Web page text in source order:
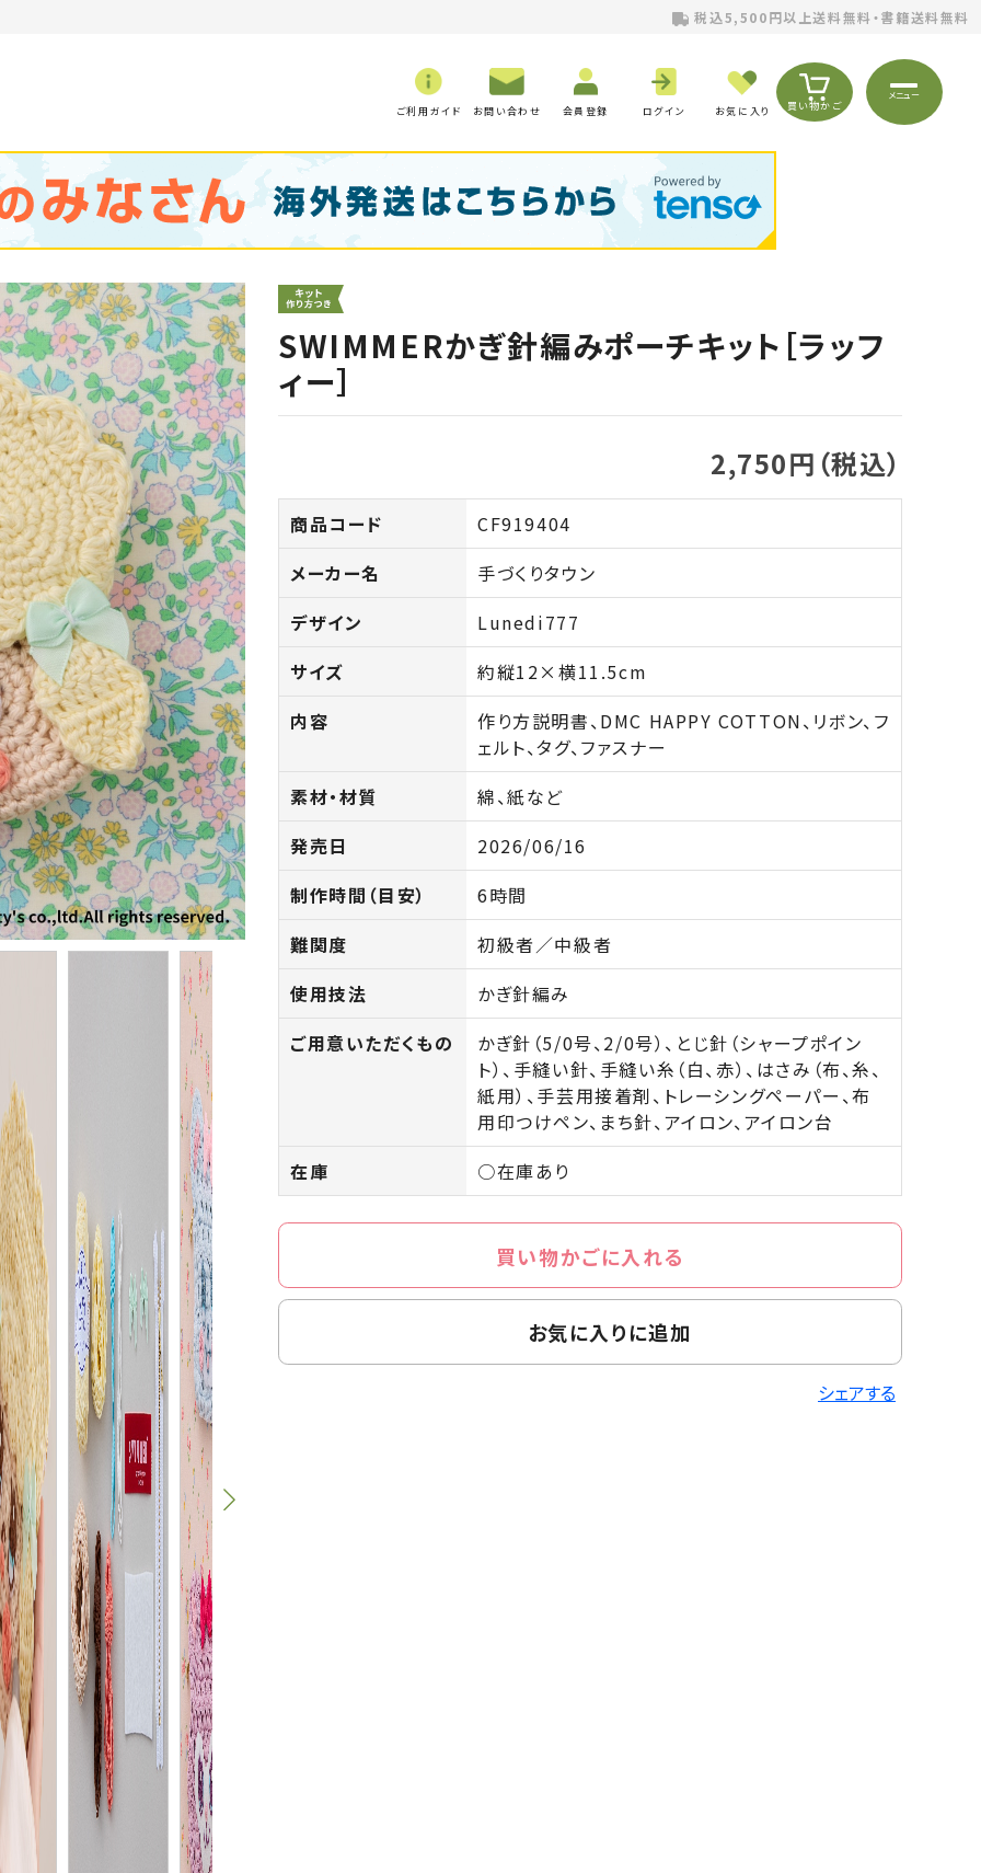
税込5,500円以上送料無料・書籍送料無料
ご利用ガイド お問い合わせ 会員登録 ログイン お気に入り 買い物かご
メニュー
SWIMMERかぎ針編みポーチキット［ラッフ
ィー］
2,750円（税込）
商品コード
CF919404
メーカー名
手づくりタウン
デザイン
Lunedi777
サイズ
約縦12×横11.5cm
内容
作り方説明書、DMC HAPPY COTTON、リボン、フ
ェルト、タグ、ファスナー
素材・材質
綿、紙など
発売日
2026/06/16
制作時間（目安）
6時間
難関度
初級者／中級者
使用技法
かぎ針編み
ご用意いただくもの
かぎ針（5/0号、2/0号）、とじ針（シャープポイン
ト）、手縫い針、手縫い糸（白、赤）、はさみ（布、糸、
紙用）、手芸用接着剤、トレーシングペーパー、布
用印つけペン、まち針、アイロン、アイロン台
在庫
○在庫あり
買い物かごに入れる
お気に入りに追加
シェアする